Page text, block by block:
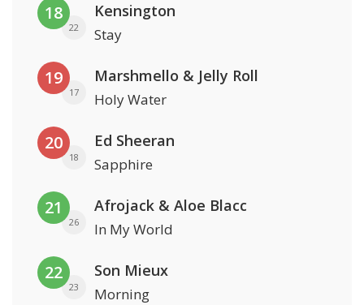
18
22
Kensington
Stay
19
17
Marshmello & Jelly Roll
Holy Water
20
18
Ed Sheeran
Sapphire
21
26
Afrojack & Aloe Blacc
In My World
22
23
Son Mieux
Morning